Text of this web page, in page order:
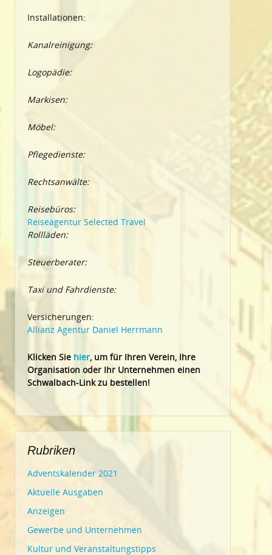
Installationen:
Kanalreinigung:
Logopädie:
Markisen:
Möbel:
Pflegedienste:
Rechtsanwälte:
Reisebüros:
Reiseagentur Selected Travel
Rollläden:
Steuerberater:
Taxi und Fahrdienste:
Versicherungen:
Allianz Agentur Daniel Herrmann
Klicken Sie hier, um für Ihren Verein, Ihre
Organisation oder Ihr Unternehmen einen
Schwalbach-Link zu bestellen!
Rubriken
Adventskalender 2021
Aktuelle Ausgaben
Anzeigen
Gewerbe und Unternehmen
Kultur und Veranstaltungstipps